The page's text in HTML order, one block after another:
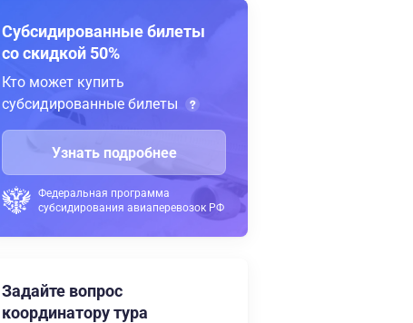
Субсидированные билеты
со скидкой 50%
Кто может купить
субсидированные билеты
Узнать подробнее
Федеральная программа
субсидирования авиаперевозок РФ
Задайте вопрос
координатору тура